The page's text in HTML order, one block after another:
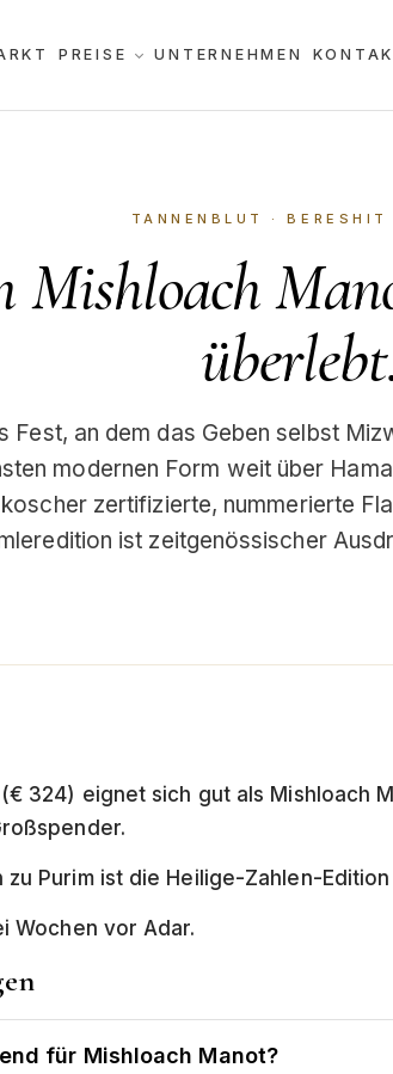
PREISE UNTERNEHMEN
TANNENBLUT · BERESHIT
Mishloach
Fest, an dem das Geben selbst
modernen Form weit über
zertifizierte, nummerierte
ist zeitgenössischer
324) eignet sich gut als Mishloach
zu Purim ist die Heilige-Zahlen-
Wochen vor Adar.
für Mishloach Manot?